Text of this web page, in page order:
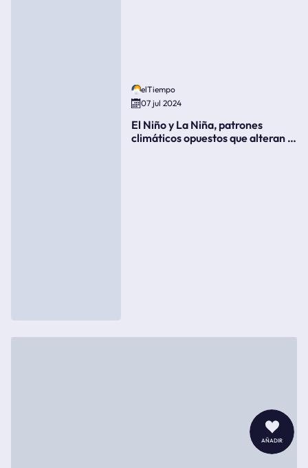
añadir
elTiempo
07 jul 2024
El Niño y La Niña, patrones
climáticos opuestos que alteran la